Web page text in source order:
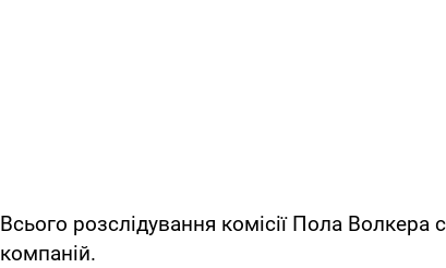
Всього розслідування комісії Пола Волкера
компаній.